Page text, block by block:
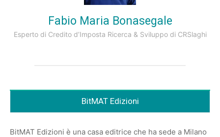
Fabio Maria Bonasegale
Esperto di Credito d’Imposta Ricerca & Sviluppo di CRSlaghi
BitMAT Edizioni
BitMAT Edizioni è una casa editrice che ha sede a Milano